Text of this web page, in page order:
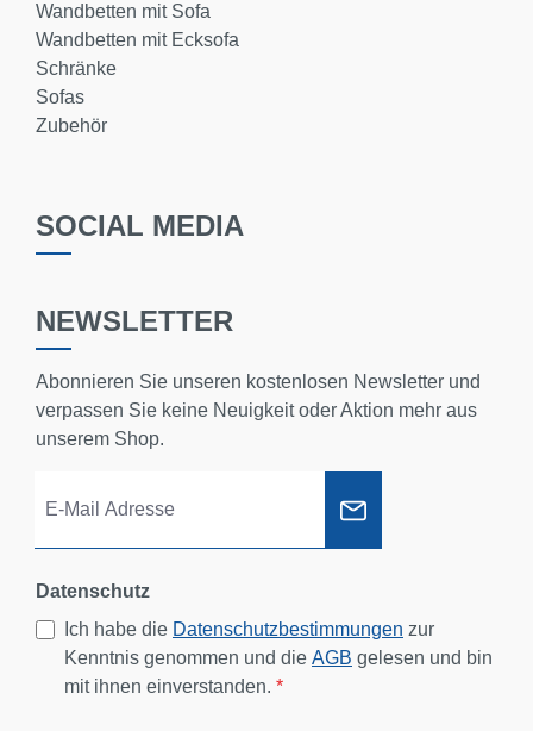
Wandbetten mit Sofa
Wandbetten mit Ecksofa
Schränke
Sofas
Zubehör
SOCIAL MEDIA
NEWSLETTER
Abonnieren Sie unseren kostenlosen Newsletter und
verpassen Sie keine Neuigkeit oder Aktion mehr aus
unserem Shop.
Datenschutz
Ich habe die Datenschutzbestimmungen zur
Kenntnis genommen und die AGB gelesen und bin
mit ihnen einverstanden. *